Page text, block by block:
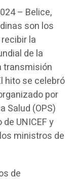
– Belice,
son los
la
de la
transmisión
hito se celebró
por
Salud (OPS)
UNICEF y
ministros de
de